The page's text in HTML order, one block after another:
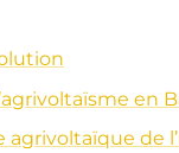
en
agrivoltaïque de